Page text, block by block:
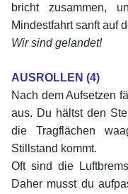
bricht zusammen,
Mindestfahrt sanft auf
Wir sind gelandet!
AUSROLLEN (4)
Nach dem Aufsetzen
aus. Du hältst den
die Tragflächen
Stillstand kommt.
Oft sind die
Daher musst du